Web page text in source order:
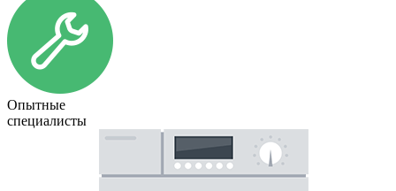
Опытные
специалисты